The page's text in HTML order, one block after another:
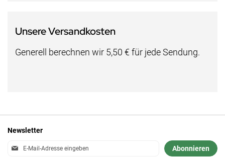
Unsere Versandkosten
Generell berechnen wir 5,50 € für jede Sendung.
Newsletter
Anmeldung
Abonnieren